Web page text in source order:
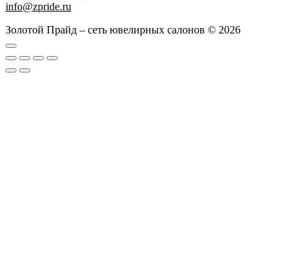
info@zpride.ru
Золотой Прайд – сеть ювелирных салонов © 2026